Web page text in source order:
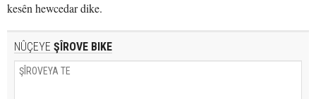
kesên hewcedar dike.
NÛÇEYE ŞÎROVE BIKE